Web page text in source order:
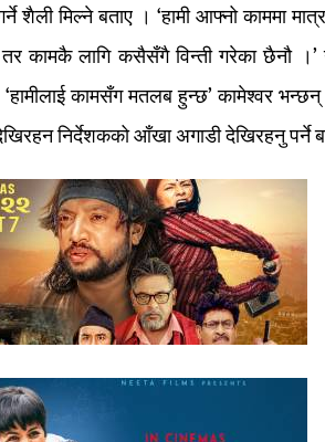
शैली मिल्ने बताए । ‘हामी आफ्नो काममा
कामकै लागि कसैसँगै विन्ती गरेका छैनौ
कामसँग मतलब हुन्छ’ कामेश्वर
देखिरहन निर्देशकको आँखा अगाडी देखिरहनु पर्ने